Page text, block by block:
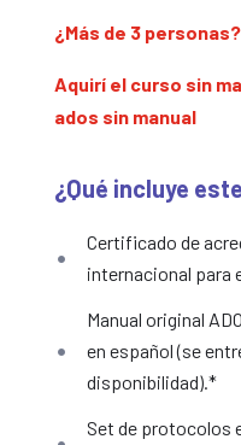
¿Más de 3
Aquirí el curso sin
ados sin manual
¿Qué incluye
Certificado de
internacional para
Manual original
en español (se
disponibilidad).*
Set de protocolos